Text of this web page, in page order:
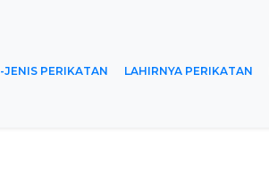
JENIS PERIKATAN LAHIRNYA PERIKATAN